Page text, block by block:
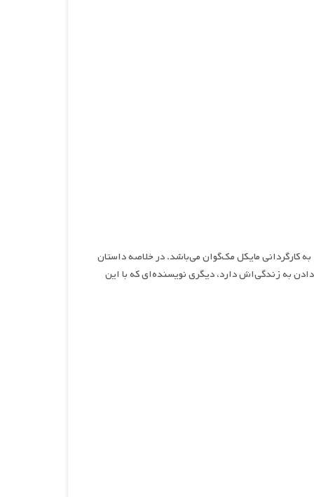
همه غم‌های ناچیز من ، نام فیلمی غم‌انگیز و اجتماعی محصول سال ۲۰۲۱ به کارگردانی مایکل مک‌گوان می‌باشد. در خلاصه داستان
به زندگی‌اش دارد، دیگری نویسنده‌ای که با این